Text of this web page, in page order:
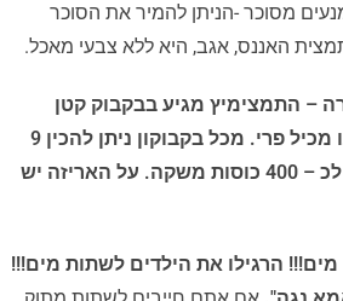
מסוכר -הניתן להמיר את הסוכר
האננס, אגב, היא ללא צבעי מאכל.
– התמצימיץ מגיע בבקבוק קטן
בתכולה של 50 מ"ל. אינו מכיל פרי. מכל בקבוקון ניתן להכין 9
ליטר סירופ – שווה ערך לכ – 400 כוסות משקה. על האריזה יש
הרגילו את הילדים לשתות מים!!!